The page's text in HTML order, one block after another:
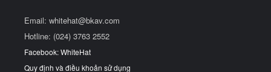
Email: whitehat@bkav.com
Hotline: (024) 3763 2552
Facebook: WhiteHat
Quy định và điều khoản sử dụng